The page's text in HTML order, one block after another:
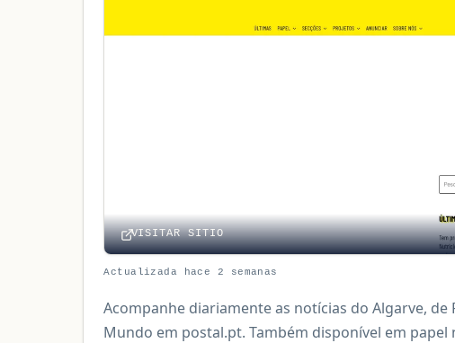
VISITAR SITIO
Actualizada hace 2 semanas
Acompanhe diariamente as notícias do Algarve, de
Mundo em postal.pt. Também disponível em papel